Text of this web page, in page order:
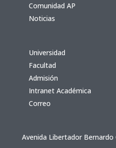
Comunidad AP
Noticias
Universidad
Facultad
Admisión
Intranet Académica
Correo
Avenida Libertador Bernardo